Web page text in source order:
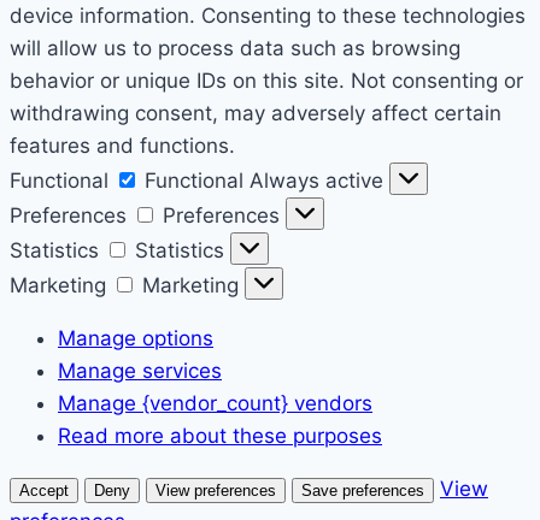
device information. Consenting to these technologies
will allow us to process data such as browsing
behavior or unique IDs on this site. Not consenting or
withdrawing consent, may adversely affect certain
features and functions.
Functional
Functional Always active
Preferences
Preferences
Statistics
Statistics
Marketing
Marketing
Manage options
Manage services
Manage {vendor_count} vendors
Read more about these purposes
Accept Deny View preferences Save preferences
View